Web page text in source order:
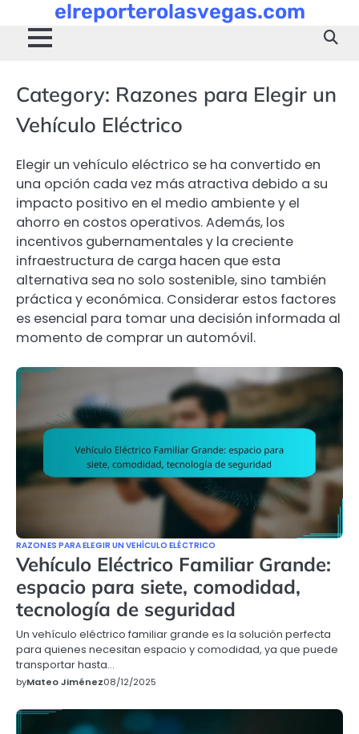
content
elreporterolasvegas.com
Category: Razones para Elegir un
Vehículo Eléctrico
Elegir un vehículo eléctrico se ha convertido en
una opción cada vez más atractiva debido a su
impacto positivo en el medio ambiente y el
ahorro en costos operativos. Además, los
incentivos gubernamentales y la creciente
infraestructura de carga hacen que esta
alternativa sea no solo sostenible, sino también
práctica y económica. Considerar estos factores
es esencial para tomar una decisión informada al
momento de comprar un automóvil.
RAZONES PARA ELEGIR UN VEHÍCULO ELÉCTRICO
Vehículo Eléctrico Familiar Grande:
espacio para siete, comodidad,
tecnología de seguridad
Un vehículo eléctrico familiar grande es la solución perfecta
para quienes necesitan espacio y comodidad, ya que puede
transportar hasta…
byMateo Jiménez08/12/2025